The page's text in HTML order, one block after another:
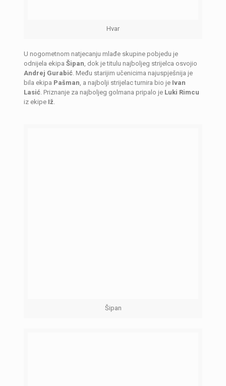
Hvar
U nogometnom natjecanju mlađe skupine pobjedu je
odnijela ekipa Šipan , dok je titulu najboljeg strijelca osvojio
Andrej Gurabić. Među starijim učenicima najuspješnija je
bila ekipa Pašman , a najbolji strijelac turnira bio je Ivan
Lasić. Priznanje za najboljeg golmana pripalo je Luki Rimcu
iz ekipe Iž
Šipan